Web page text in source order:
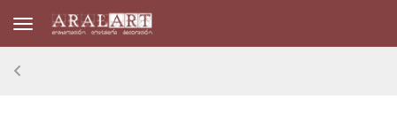
Toggle navigation